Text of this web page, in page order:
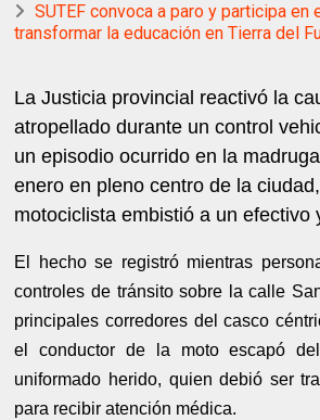
SUTEF convoca a paro y participa en
transformar la educación en Tierra del
La Justicia provincial reactivó la
atropellado durante un control
un episodio ocurrido en la
enero en pleno centro de la
motociclista embistió a un efectivo
El hecho se registró mientras
controles de tránsito sobre la calle
principales corredores del casco
el conductor de la moto escapó
uniformado herido, quien debió ser
para recibir atención médica.